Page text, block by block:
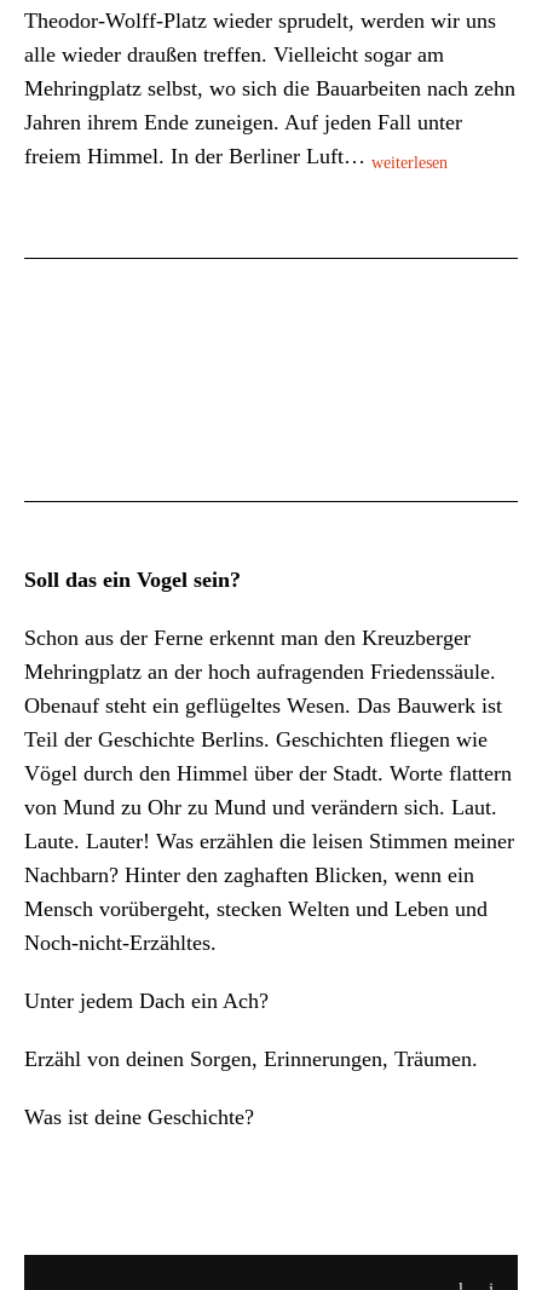
Theodor-Wolff-Platz wieder sprudelt, werden wir uns
alle wieder draußen treffen. Vielleicht sogar am
Mehringplatz selbst, wo sich die Bauarbeiten nach zehn
Jahren ihrem Ende zuneigen. Auf jeden Fall unter
freiem Himmel. In der Berliner Luft… weiterlesen
Soll das ein Vogel sein?
Schon aus der Ferne erkennt man den Kreuzberger
Mehringplatz an der hoch aufragenden Friedenssäule.
Obenauf steht ein geflügeltes Wesen. Das Bauwerk ist
Teil der Geschichte Berlins. Geschichten fliegen wie
Vögel durch den Himmel über der Stadt. Worte flattern
von Mund zu Ohr zu Mund und verändern sich. Laut.
Laute. Lauter! Was erzählen die leisen Stimmen meiner
Nachbarn? Hinter den zaghaften Blicken, wenn ein
Mensch vorübergeht, stecken Welten und Leben und
Noch-nicht-Erzähltes.
Unter jedem Dach ein Ach?
Erzähl von deinen Sorgen, Erinnerungen, Träumen.
Was ist deine Geschichte?